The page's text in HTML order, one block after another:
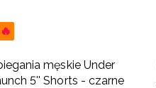
męskie Under
5'' Shorts - czarne